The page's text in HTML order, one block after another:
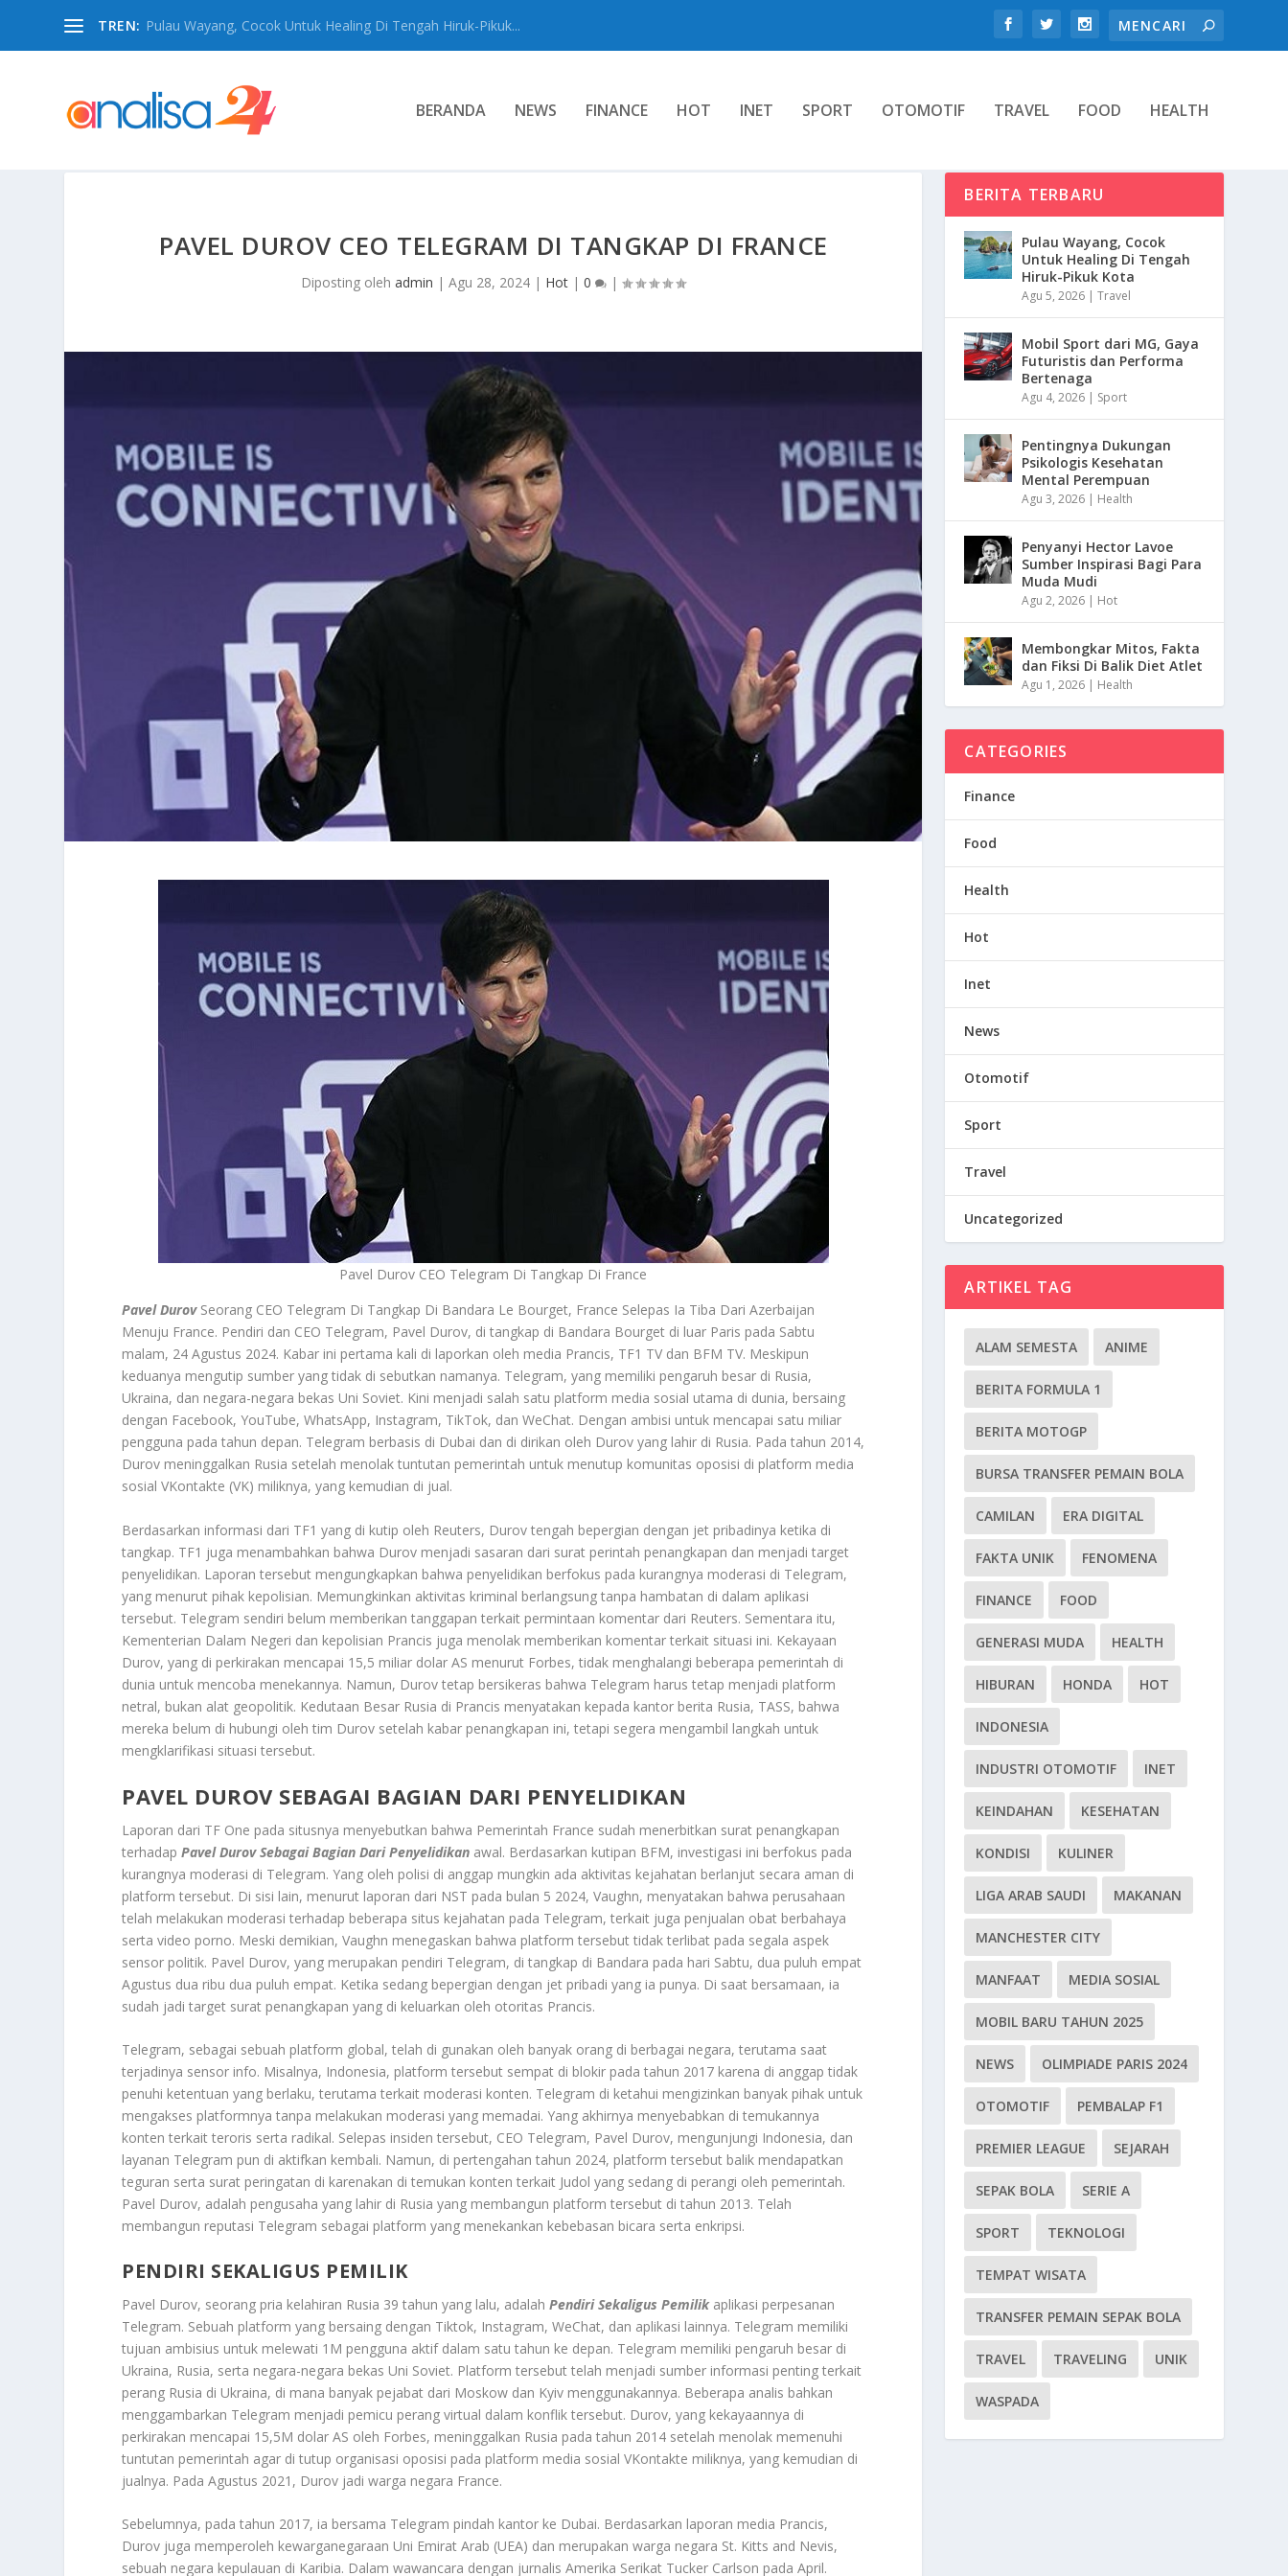
TREN: Pulau Wayang, Cocok Untuk Healing Di Tengah Hiruk-Pikuk...
BERANDA NEWS FINANCE HOT INET SPORT OTOMOTIF TRAVEL FOOD HEALTH
PAVEL DUROV CEO TELEGRAM DI TANGKAP DI FRANCE
Diposting olehadmin |Agu 28, 2024 | Hot |0 |
Pavel Durov CEO Telegram Di Tangkap Di France
Pavel DurovSeorang CEO Telegram Di Tangkap Di Bandara Le Bourget, France Selepas Ia Tiba Dari Azerbaijan
Menuju France. Pendiri dan CEO Telegram, Pavel Durov, di tangkap di Bandara Bourget di luar Paris pada Sabtu
malam, 24 Agustus 2024. Kabar ini pertama kali di laporkan oleh media Prancis, TF1 TV dan BFM TV. Meskipun
keduanya mengutip sumber yang tidak di sebutkan namanya. Telegram, yang memiliki pengaruh besar di Rusia,
Ukraina, dan negara-negara bekas Uni Soviet. Kini menjadi salah satu platform media sosial utama di dunia, bersaing
dengan Facebook, YouTube, WhatsApp, Instagram, TikTok, dan WeChat. Dengan ambisi untuk mencapai satu miliar
pengguna pada tahun depan. Telegram berbasis di Dubai dan di dirikan oleh Durov yang lahir di Rusia. Pada tahun 2014,
Durov meninggalkan Rusia setelah menolak tuntutan pemerintah untuk menutup komunitas oposisi di platform media
sosial VKontakte (VK) miliknya, yang kemudian di jual.
Berdasarkan informasi dari TF1 yang di kutip oleh Reuters, Durov tengah bepergian dengan jet pribadinya ketika di
tangkap. TF1 juga menambahkan bahwa Durov menjadi sasaran dari surat perintah penangkapan dan menjadi target
penyelidikan. Laporan tersebut mengungkapkan bahwa penyelidikan berfokus pada kurangnya moderasi di Telegram,
yang menurut pihak kepolisian. Memungkinkan aktivitas kriminal berlangsung tanpa hambatan di dalam aplikasi
tersebut. Telegram sendiri belum memberikan tanggapan terkait permintaan komentar dari Reuters. Sementara itu,
Kementerian Dalam Negeri dan kepolisian Prancis juga menolak memberikan komentar terkait situasi ini. Kekayaan
Durov, yang di perkirakan mencapai 15,5 miliar dolar AS menurut Forbes, tidak menghalangi beberapa pemerintah di
dunia untuk mencoba menekannya. Namun, Durov tetap bersikeras bahwa Telegram harus tetap menjadi platform
netral, bukan alat geopolitik. Kedutaan Besar Rusia di Prancis menyatakan kepada kantor berita Rusia, TASS, bahwa
mereka belum di hubungi oleh tim Durov setelah kabar penangkapan ini, tetapi segera mengambil langkah untuk
mengklarifikasi situasi tersebut.
PAVEL DUROV SEBAGAI BAGIAN DARI PENYELIDIKAN
Laporan dari TF One pada situsnya menyebutkan bahwa Pemerintah France sudah menerbitkan surat penangkapan
terhadapPavel Durov Sebagai Bagian Dari Penyelidikan awal. Berdasarkan kutipan BFM, investigasi ini berfokus pada
kurangnya moderasi di Telegram. Yang oleh polisi di anggap mungkin ada aktivitas kejahatan berlanjut secara aman di
platform tersebut. Di sisi lain, menurut laporan dari NST pada bulan 5 2024, Vaughn, menyatakan bahwa perusahaan
telah melakukan moderasi terhadap beberapa situs kejahatan pada Telegram, terkait juga penjualan obat berbahaya
serta video porno. Meski demikian, Vaughn menegaskan bahwa platform tersebut tidak terlibat pada segala aspek
sensor politik. Pavel Durov, yang merupakan pendiri Telegram, di tangkap di Bandara pada hari Sabtu, dua puluh empat
Agustus dua ribu dua puluh empat. Ketika sedang bepergian dengan jet pribadi yang ia punya. Di saat bersamaan, ia
sudah jadi target surat penangkapan yang di keluarkan oleh otoritas Prancis.
Telegram, sebagai sebuah platform global, telah di gunakan oleh banyak orang di berbagai negara, terutama saat
terjadinya sensor info. Misalnya, Indonesia, platform tersebut sempat di blokir pada tahun 2017 karena di anggap tidak
penuhi ketentuan yang berlaku, terutama terkait moderasi konten. Telegram di ketahui mengizinkan banyak pihak untuk
mengakses platformnya tanpa melakukan moderasi yang memadai. Yang akhirnya menyebabkan di temukannya
konten terkait teroris serta radikal. Selepas insiden tersebut, CEO Telegram, Pavel Durov, mengunjungi Indonesia, dan
layanan Telegram pun di aktifkan kembali. Namun, di pertengahan tahun 2024, platform tersebut balik mendapatkan
teguran serta surat peringatan di karenakan di temukan konten terkait Judol yang sedang di perangi oleh pemerintah.
Pavel Durov, adalah pengusaha yang lahir di Rusia yang membangun platform tersebut di tahun 2013. Telah
membangun reputasi Telegram sebagai platform yang menekankan kebebasan bicara serta enkripsi.
PENDIRI SEKALIGUS PEMILIK
Pavel Durov, seorang pria kelahiran Rusia 39 tahun yang lalu, adalahPendiri Sekaligus Pemilikaplikasi perpesanan
Telegram. Sebuah platform yang bersaing dengan Tiktok, Instagram, WeChat, dan aplikasi lainnya. Telegram memiliki
tujuan ambisius untuk melewati 1M pengguna aktif dalam satu tahun ke depan. Telegram memiliki pengaruh besar di
Ukraina, Rusia, serta negara-negara bekas Uni Soviet. Platform tersebut telah menjadi sumber informasi penting terkait
perang Rusia di Ukraina, di mana banyak pejabat dari Moskow dan Kyiv menggunakannya. Beberapa analis bahkan
menggambarkan Telegram menjadi pemicu perang virtual dalam konflik tersebut. Durov, yang kekayaannya di
perkirakan mencapai 15,5M dolar AS oleh Forbes, meninggalkan Rusia pada tahun 2014 setelah menolak memenuhi
tuntutan pemerintah agar di tutup organisasi oposisi pada platform media sosial VKontakte miliknya, yang kemudian di
jualnya. Pada Agustus 2021, Durov jadi warga negara France.
Sebelumnya, pada tahun 2017, ia bersama Telegram pindah kantor ke Dubai. Berdasarkan laporan media Prancis,
Durov juga memperoleh kewarganegaraan Uni Emirat Arab (UEA) dan merupakan warga negara St. Kitts and Nevis,
sebuah negara kepulauan di Karibia. Dalam wawancara dengan jurnalis Amerika Serikat Tucker Carlson pada April.
BERITA TERBARU
Pulau Wayang, Cocok
Untuk Healing Di Tengah
Hiruk-Pikuk Kota
Agu 5, 2026 |Travel
Mobil Sport dari MG, Gaya
Futuristis dan Performa
Bertenaga
Agu 4, 2026 | Sport
Pentingnya Dukungan
Psikologis Kesehatan
Mental Perempuan
Agu 3, 2026 | Health
Penyanyi Hector Lavoe
Sumber Inspirasi Bagi Para
Muda Mudi
Agu 2, 2026 | Hot
Membongkar Mitos, Fakta
dan Fiksi Di Balik Diet Atlet
Agu 1, 2026 | Health
CATEGORIES
Finance
Food
Health
Hot
Inet
News
Otomotif
Sport
Travel
Uncategorized
ARTIKEL TAG
ALAM SEMESTA ANIME
BERITA FORMULA 1
BERITA MOTOGP
BURSA TRANSFER PEMAIN BOLA
CAMILAN ERA DIGITAL
FAKTA UNIK FENOMENA
FINANCE FOOD
GENERASI MUDA HEALTH
HIBURAN HONDA HOT
INDONESIA
INDUSTRI OTOMOTIF INET
KEINDAHAN KESEHATAN
KONDISI KULINER
LIGA ARAB SAUDI MAKANAN
MANCHESTER CITY
MANFAAT MEDIA SOSIAL
MOBIL BARU TAHUN 2025
NEWS OLIMPIADE PARIS 2024
OTOMOTIF PEMBALAP F1
PREMIER LEAGUE SEJARAH
SEPAK BOLA SERIE A
SPORT TEKNOLOGI
TEMPAT WISATA
TRANSFER PEMAIN SEPAK BOLA
TRAVEL TRAVELING UNIK
WASPADA